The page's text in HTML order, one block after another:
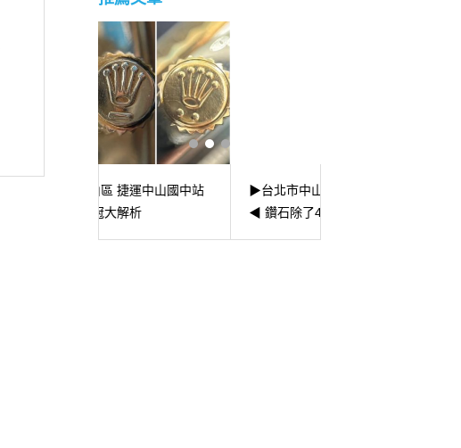
▶台北市中山區 捷運中山國中站
◀ 鑽石除了4C還要看懂這些₁